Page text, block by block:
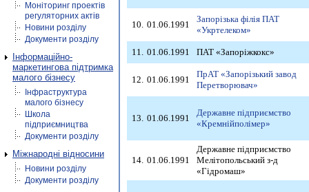
Моніторинг проектів
регуляторних актів
Новини розділу
Документи розділу
Інформаційно-
маркетингова підтримка
малого бізнесу
Інфраструктура
малого бізнесу
Школа
підприємництва
Документи розділу
Міжнародні відносини
Новини розділу
Документи розділу
10. 01.06.1991
Запорізька філія ПАТ
«Укртелеком»
11. 01.06.1991 ПАТ «Запоріжкокс»
12. 01.06.1991
ПрАТ «Запорізький завод
Перетворювач»
13. 01.06.1991
Державне підприємство
«Кремнійполімер»
14. 01.06.1991
Державне підприємство
Мелітопольський з-д
«Гідромаш»